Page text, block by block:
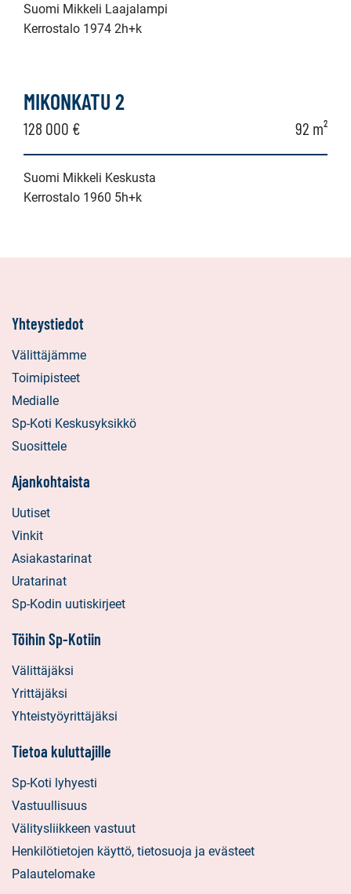
Suomi Mikkeli Laajalampi
Kerrostalo 1974 2h+k
MIKONKATU 2
128 000 € 92 m²
Suomi Mikkeli Keskusta
Kerrostalo 1960 5h+k
Yhteystiedot
Välittäjämme
Toimipisteet
Medialle
Sp-Koti Keskusyksikkö
Suosittele
Ajankohtaista
Uutiset
Vinkit
Asiakastarinat
Uratarinat
Sp-Kodin uutiskirjeet
Töihin Sp-Kotiin
Välittäjäksi
Yrittäjäksi
Yhteistyöyrittäjäksi
Tietoa kuluttajille
Sp-Koti lyhyesti
Vastuullisuus
Välitysliikkeen vastuut
Henkilötietojen käyttö, tietosuoja ja evästeet
Palautelomake